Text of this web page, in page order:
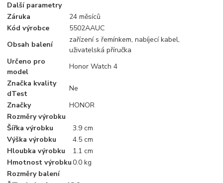
Další parametry
Záruka
24 měsíců
Kód výrobce
5502AAUC
Obsah balení
zařízení s řemínkem, nabíjecí kabel,
uživatelská příručka
Určeno pro
model
Honor Watch 4
Značka kvality
dTest
Ne
Značky
HONOR
Rozměry výrobku
Šířka výrobku
3.9 cm
Výška výrobku
4.5 cm
Hloubka výrobku
1.1 cm
Hmotnost výrobku0.0 kg
Rozměry balení